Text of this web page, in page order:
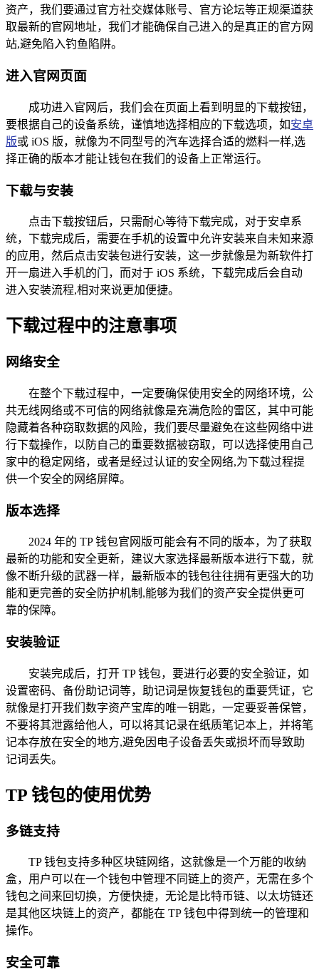
资产，我们要通过官方社交媒体账号、官方论坛等正规渠道获
取最新的官网地址，我们才能确保自己进入的是真正的官方网
站,避免陷入钓鱼陷阱。
进入官网页面
成功进入官网后，我们会在页面上看到明显的下载按钮，
要根据自己的设备系统，谨慎地选择相应的下载选项，如安卓
版或 iOS 版，就像为不同型号的汽车选择合适的燃料一样,选
择正确的版本才能让钱包在我们的设备上正常运行。
下载与安装
点击下载按钮后，只需耐心等待下载完成，对于安卓系
统，下载完成后，需要在手机的设置中允许安装来自未知来源
的应用，然后点击安装包进行安装，这一步就像是为新软件打
开一扇进入手机的门，而对于 iOS 系统，下载完成后会自动
进入安装流程,相对来说更加便捷。
下载过程中的注意事项
网络安全
在整个下载过程中，一定要确保使用安全的网络环境，公
共无线网络或不可信的网络就像是充满危险的雷区，其中可能
隐藏着各种窃取数据的风险，我们要尽量避免在这些网络中进
行下载操作，以防自己的重要数据被窃取，可以选择使用自己
家中的稳定网络，或者是经过认证的安全网络,为下载过程提
供一个安全的网络屏障。
版本选择
2024 年的 TP 钱包官网版可能会有不同的版本，为了获取
最新的功能和安全更新，建议大家选择最新版本进行下载，就
像不断升级的武器一样，最新版本的钱包往往拥有更强大的功
能和更完善的安全防护机制,能够为我们的资产安全提供更可
靠的保障。
安装验证
安装完成后，打开 TP 钱包，要进行必要的安全验证，如
设置密码、备份助记词等，助记词是恢复钱包的重要凭证，它
就像是打开我们数字资产宝库的唯一钥匙，一定要妥善保管，
不要将其泄露给他人，可以将其记录在纸质笔记本上，并将笔
记本存放在安全的地方,避免因电子设备丢失或损坏而导致助
记词丢失。
TP 钱包的使用优势
多链支持
TP 钱包支持多种区块链网络，这就像是一个万能的收纳
盒，用户可以在一个钱包中管理不同链上的资产，无需在多个
钱包之间来回切换，方便快捷，无论是比特币链、以太坊链还
是其他区块链上的资产，都能在 TP 钱包中得到统一的管理和
操作。
安全可靠